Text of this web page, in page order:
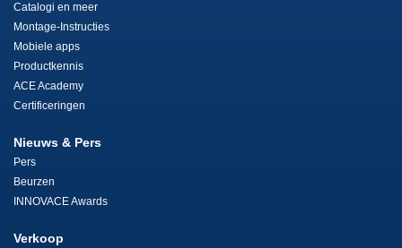
Catalogi en meer
Montage-Instructies
Mobiele apps
Productkennis
ACE Academy
Certificeringen
Nieuws & Pers
Pers
Beurzen
INNOVACE Awards
Verkoop